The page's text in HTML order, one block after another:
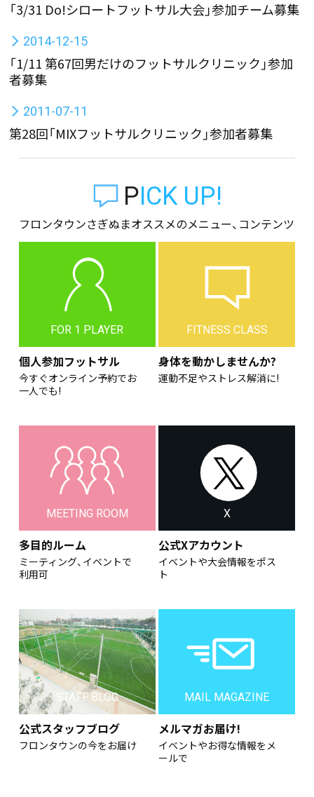
「3/31 Do!シロートフットサル大会」参加チーム募集
2014-12-15
「1/11 第67回男だけのフットサルクリニック」参加
者募集
2011-07-11
第28回「MIXフットサルクリニック」参加者募集
PICK UP!
フロンタウンさぎぬまオススメのメニュー、コンテンツ
FOR 1 PLAYER
個人参加フットサル
今すぐオンライン予約でお
一人でも!
FITNESS CLASS
身体を動かしませんか?
運動不足やストレス解消に!
MEETING ROOM
多目的ルーム
ミーティング、イベントで
利用可
X
公式Xアカウント
イベントや大会情報をポス
ト
STAFF BLOG
公式スタッフブログ
フロンタウンの今をお届け
MAIL MAGAZINE
メルマガお届け!
イベントやお得な情報をメ
ールで